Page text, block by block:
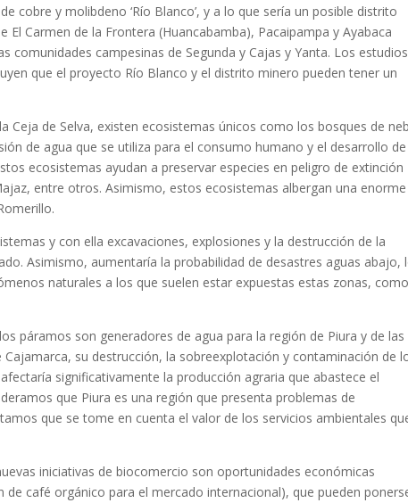
cobre y molibdeno ‘Río Blanco’, y a lo que sería un posible distrito
Carmen de la Frontera (Huancabamba), Pacaipampa y Ayabaca
comunidades campesinas de Segunda y Cajas y Yanta. Los estudios
que el proyecto Río Blanco y el distrito minero pueden tener un
Ceja de Selva, existen ecosistemas únicos como los bosques de
de agua que se utiliza para el consumo humano y el desarrollo de
ecosistemas ayudan a preservar especies en peligro de extinción
entre otros. Asimismo, estos ecosistemas albergan una enorme
y con ella excavaciones, explosiones y la destrucción de la
Asimismo, aumentaría la probabilidad de desastres aguas abajo,
naturales a los que suelen estar expuestas estas zonas, como
páramos son generadores de agua para la región de Piura y de las
Cajamarca, su destrucción, la sobreexplotación y contaminación de
significativamente la producción agraria que abastece el
que Piura es una región que presenta problemas de
que se tome en cuenta el valor de los servicios ambientales
iniciativas de biocomercio son oportunidades económicas
café orgánico para el mercado internacional), que pueden